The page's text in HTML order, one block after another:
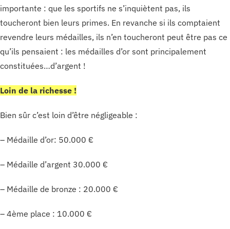
importante : que les sportifs ne s’inquiètent pas, ils
toucheront bien leurs primes. En revanche si ils comptaient
revendre leurs médailles, ils n’en toucheront peut être pas ce
qu’ils pensaient : les médailles d’or sont principalement
constituées…d’argent !
Loin de la richesse !
Bien sûr c’est loin d’être négligeable :
– Médaille d’or: 50.000 €
– Médaille d’argent 30.000 €
– Médaille de bronze : 20.000 €
– 4ème place : 10.000 €